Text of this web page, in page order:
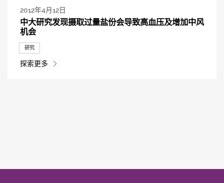
2012年4月12日
中大研究发现摄取过量盐份会导致高血压及增加中风
机会
研究
探索更多